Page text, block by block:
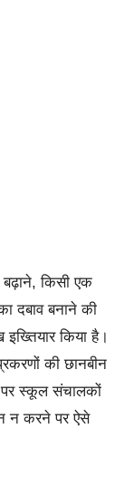
किसी एक
दबाव बनाने की
किया है।
की छानबीन
पर स्कूल संचालकों
न करने पर ऐसे